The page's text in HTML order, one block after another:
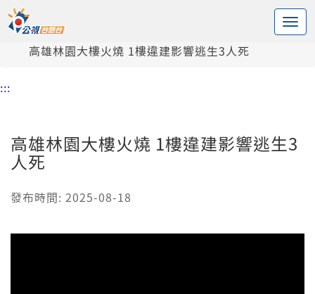
中央內容區塊
頭頁
高雄林園大樓火燒 1樓違建影響逃生3人死
:::
高雄林園大樓火燒 1樓違建影響逃生3
人死
發布時間: 2025-08-18